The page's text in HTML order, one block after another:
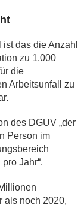
das die Anzahl
zu 1.000
die
Arbeitsunfall zu
des DGUV „der
Person im
Jahr“.
als noch 2020,